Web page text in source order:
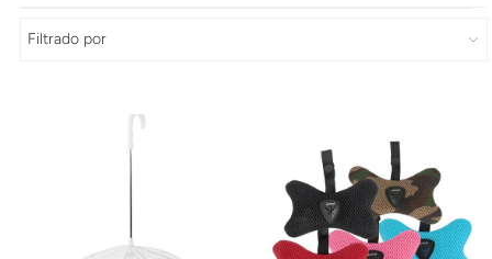
Filtrado por